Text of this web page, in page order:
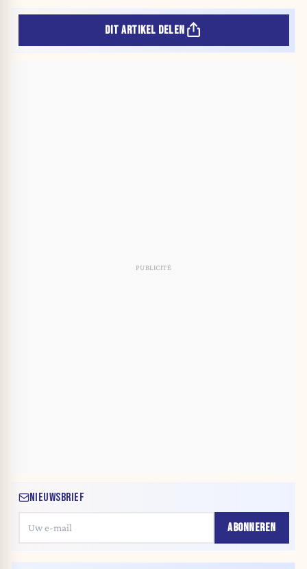
DIT ARTIKEL DELEN
NIEUWSBRIEF
ABONNEREN